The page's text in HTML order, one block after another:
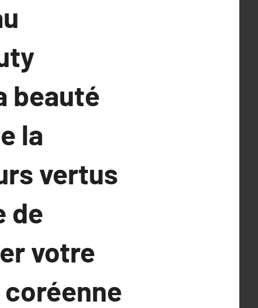
beauté
la
vertus
de
votre